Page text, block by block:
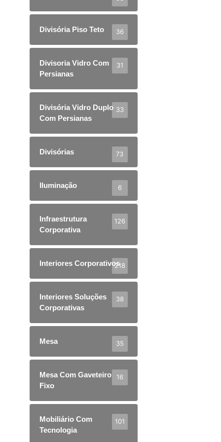
Divisória Piso Teto 36
Divisoria Vidro Com
Persianas
31
Divisória Vidro Duplo
Com Persianas
33
Divisórias 73
Iluminação 6
Infraestrutura
Corporativa
126
Interiores Corporativos218
Interiores Soluções
Corporativas
38
Mesa 35
Mesa Com Gaveteiro
Fixo
16
Mobiliário Com
Tecnologia
101